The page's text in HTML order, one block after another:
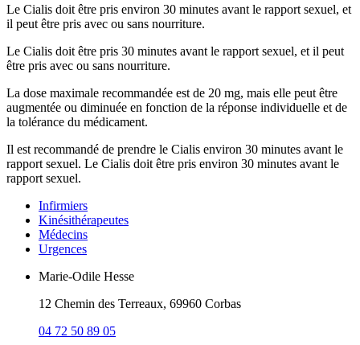
Le Cialis doit être pris environ 30 minutes avant le rapport sexuel, et
il peut être pris avec ou sans nourriture.
Le Cialis doit être pris 30 minutes avant le rapport sexuel, et il peut
être pris avec ou sans nourriture.
La dose maximale recommandée est de 20 mg, mais elle peut être
augmentée ou diminuée en fonction de la réponse individuelle et de
la tolérance du médicament.
Il est recommandé de prendre le Cialis environ 30 minutes avant le
rapport sexuel. Le Cialis doit être pris environ 30 minutes avant le
rapport sexuel.
Infirmiers
Kinésithérapeutes
Médecins
Urgences
Marie-Odile Hesse
12 Chemin des Terreaux, 69960 Corbas
04 72 50 89 05